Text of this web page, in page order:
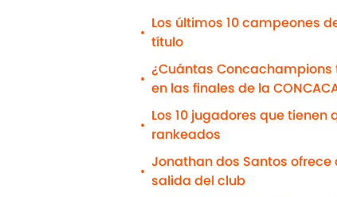
•
Los últimos 10 campeones
título
•
¿Cuántas Concachampions
en las finales de la
•
Los 10 jugadores que
rankeados
•
Jonathan dos Santos
salida del club